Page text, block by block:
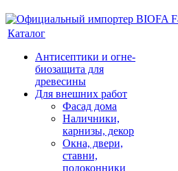
Каталог
Антисептики и огне-
биозащита для
древесины
Для внешних работ
Фасад дома
Наличники,
карнизы, декор
Окна, двери,
ставни,
подоконники